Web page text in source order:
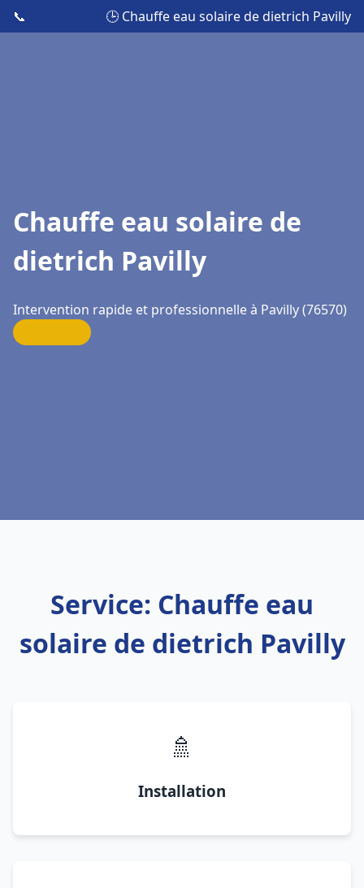
📞 🕒 Chauffe eau solaire de dietrich Pavilly
Chauffe eau solaire de
dietrich Pavilly
Intervention rapide et professionnelle à Pavilly (76570)
Service: Chauffe eau
solaire de dietrich Pavilly
🚿
Installation